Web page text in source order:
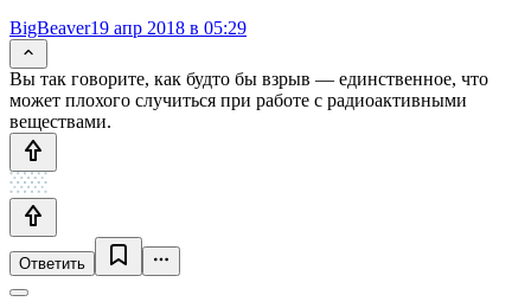
BigBeaver19 апр 2018 в 05:29
Вы так говорите, как будто бы взрыв — единственное, что
может плохого случиться при работе с радиоактивными
веществами.
Ответить